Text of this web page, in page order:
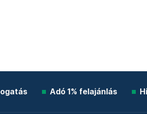
Adó 1% felajánlás